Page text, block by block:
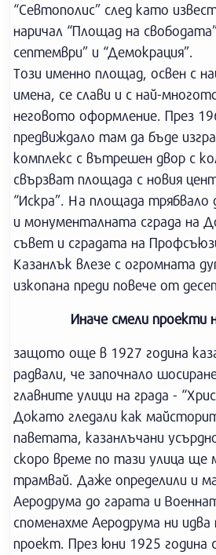
“Севтополис” след като
наричал “Площад на
септември” и “Демокрация”.
Този именно площад, освен с
имена, се слави и с най-
неговото оформление. През
предвиждало там да бъде
комплекс с вътрешен двор с
свързват площада с новия
“Искра”. На площада трябвало
и монументалната сграда на
съвет и сградата на
Казанлък влезе с огромната
изкопана преди повече от
Иначе смели проекти
защото още в 1927 година
радвали, че започнало
главните улици на града -
Докато гледали как
паветата, казанлъчани
скоро време по тази улица ще
трамвай. Даже определили и
Аеродрума до гарата и
споменахме Аеродрума ни идва
проект. През юни 1925 година